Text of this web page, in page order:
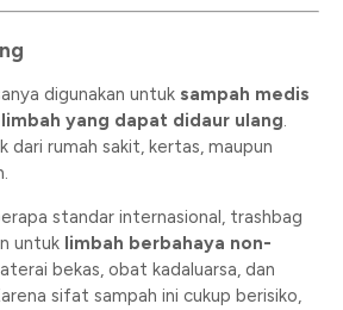
digunakan untuk sampah medis
limbah yang dapat didaur ulang.
dari rumah sakit, kertas, maupun
standar internasional, trashbag
untuk limbah berbahaya non-
bekas, obat kadaluarsa, dan
sifat sampah ini cukup berisiko,